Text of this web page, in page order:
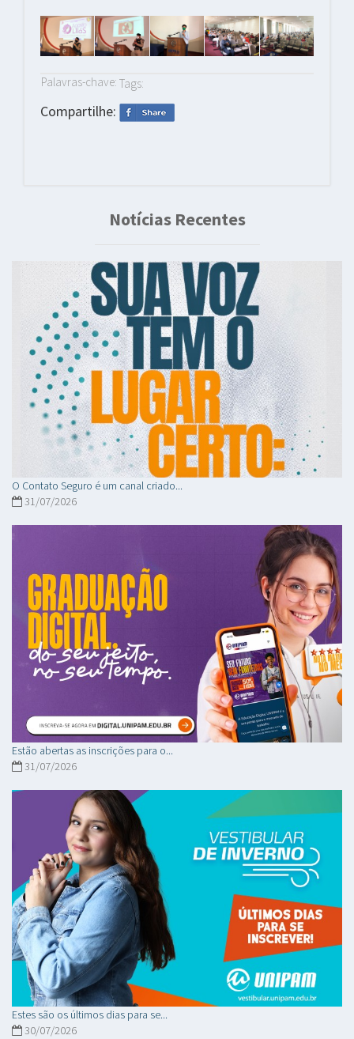
Palavras-chave: Tags:
Compartilhe:
Notícias Recentes
O Contato Seguro é um canal criado...
31/07/2026
Estão abertas as inscrições para o...
31/07/2026
Estes são os últimos dias para se...
30/07/2026